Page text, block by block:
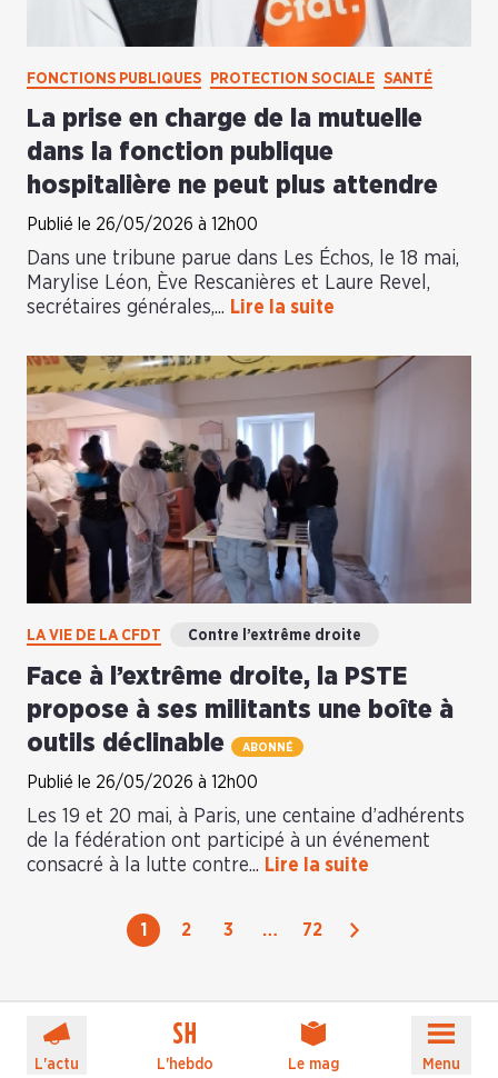
FONCTIONS PUBLIQUES PROTECTION SOCIALE SANTÉ
La prise en charge de la mutuelle
dans la fonction publique
hospitalière ne peut plus attendre
Publié le 26/05/2026 à 12h00
Dans une tribune parue dans Les Échos, le 18 mai,
Marylise Léon, Ève Rescanières et Laure Revel,
secrétaires générales,... Lire la suite
LA VIE DE LA CFDT Contre l’extrême droite
Face à l’extrême droite, la PSTE
propose à ses militants une boîte à
outils déclinable
ABONNÉ
Publié le 26/05/2026 à 12h00
Les 19 et 20 mai, à Paris, une centaine d’adhérents
de la fédération ont participé à un événement
consacré à la lutte contre... Lire la suite
1 2 3 … 72 Suivant
L'actu L'hebdo Le mag Menu